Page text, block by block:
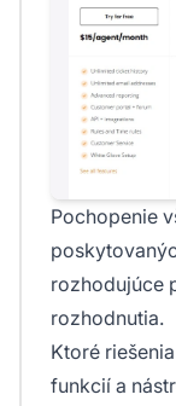
Pochopenie
rozhodujúce
rozhodnutia.
Ktoré
funkcií a